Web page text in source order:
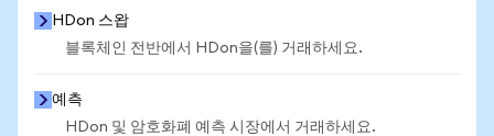
HDon 스왑
블록체인 전반에서 HDon을(를) 거래하세요.
예측
HDon 및 암호화폐 예측 시장에서 거래하세요.